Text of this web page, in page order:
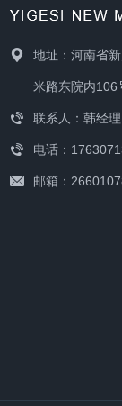
地址：河南省
米路东院内106
联系人：韩经
电话：
邮箱：